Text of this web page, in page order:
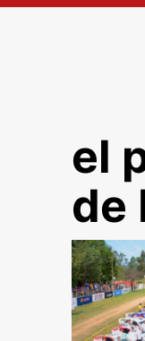
el
de